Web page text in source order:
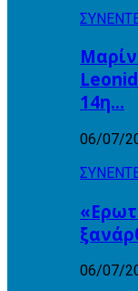
14η…
06/07/
06/07/